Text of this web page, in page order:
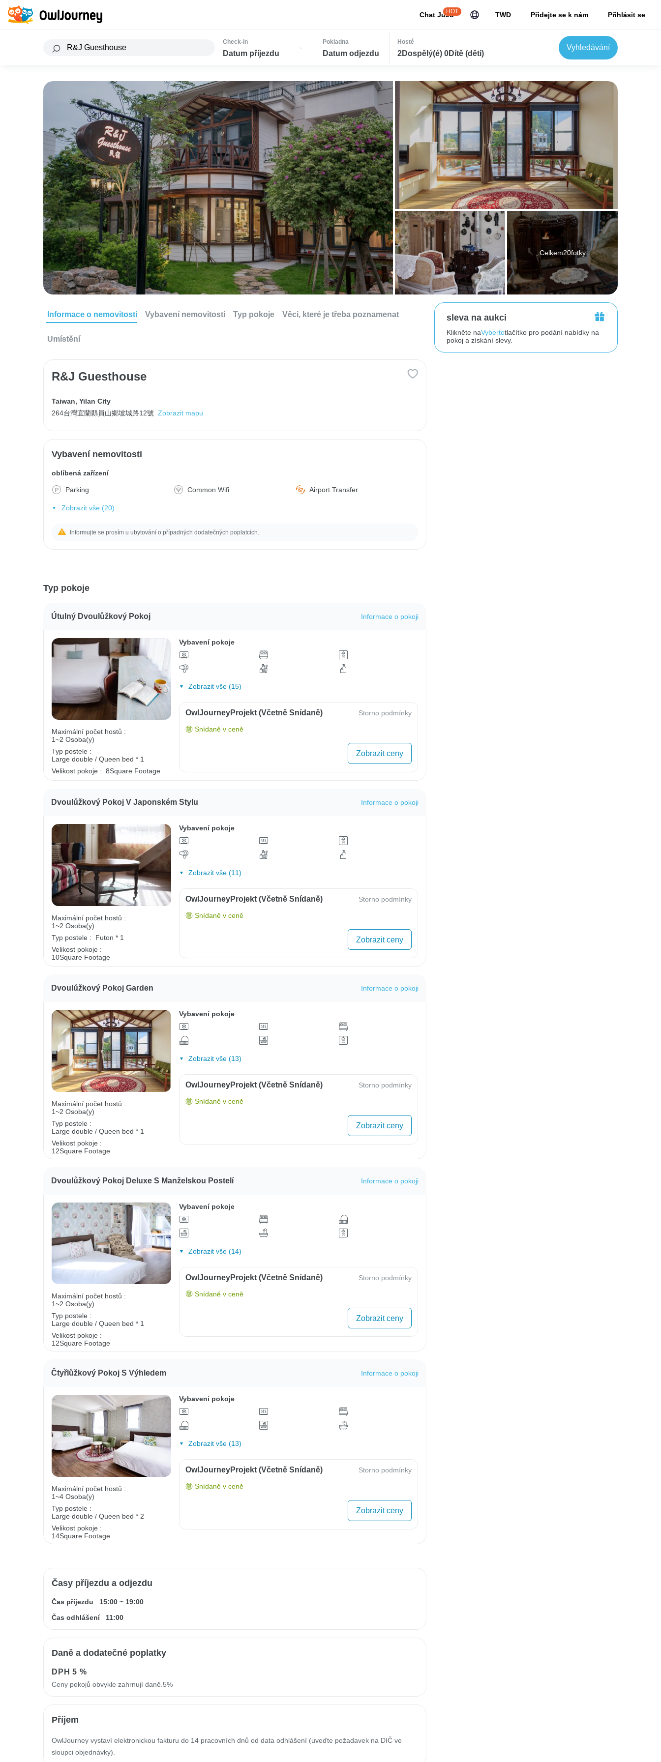
Chat JuJu
HOT TWD Přidejte se k nám Přihlásit se
Check-in
Datum příjezdu
-
Pokladna
Datum odjezdu
Hosté
2Dospělý(é) 0Dítě (děti)
Vyhledávání
Celkem20fotky
Informace o nemovitosti Vybavení nemovitosti Typ pokoje Věci, které je třeba poznamenat
Umístění
R&J Guesthouse
Taiwan, Yilan City
264台灣宜蘭縣員山鄉坡城路12號 Zobrazit mapu
Vybavení nemovitosti
oblíbená zařízení
Parking Common Wifi Airport Transfer
Zobrazit vše (20)
Informujte se prosím u ubytování o případných dodatečných poplatcích.
Typ pokoje
Útulný Dvoulůžkový Pokoj Informace o pokoji
Maximální počet hostů :
1~2 Osoba(y)
Typ postele :
Large double / Queen bed * 1
Velikost pokoje : 8Square Footage
Vybavení pokoje
Zobrazit vše (15)
OwlJourneyProjekt (včetně Snídaně) Storno podmínky
Snídaně v ceně
Zobrazit ceny
Dvoulůžkový Pokoj V Japonském Stylu Informace o pokoji
Maximální počet hostů :
1~2 Osoba(y)
Typ postele :
Futon * 1
Velikost pokoje :
10Square Footage
Vybavení pokoje
Zobrazit vše (11)
OwlJourneyProjekt (včetně Snídaně) Storno podmínky
Snídaně v ceně
Zobrazit ceny
Dvoulůžkový Pokoj Garden Informace o pokoji
Maximální počet hostů :
1~2 Osoba(y)
Typ postele :
Large double / Queen bed * 1
Velikost pokoje :
12Square Footage
Vybavení pokoje
Zobrazit vše (13)
OwlJourneyProjekt (včetně Snídaně) Storno podmínky
Snídaně v ceně
Zobrazit ceny
Dvoulůžkový Pokoj Deluxe S Manželskou Postelí Informace o pokoji
Maximální počet hostů :
1~2 Osoba(y)
Typ postele :
Large double / Queen bed * 1
Velikost pokoje :
12Square Footage
Vybavení pokoje
Zobrazit vše (14)
OwlJourneyProjekt (včetně Snídaně) Storno podmínky
Snídaně v ceně
Zobrazit ceny
Čtyřlůžkový Pokoj S Výhledem Informace o pokoji
Maximální počet hostů :
1~4 Osoba(y)
Typ postele :
Large double / Queen bed * 2
Velikost pokoje :
14Square Footage
Vybavení pokoje
Zobrazit vše (13)
OwlJourneyProjekt (včetně Snídaně) Storno podmínky
Snídaně v ceně
Zobrazit ceny
Časy příjezdu a odjezdu
Čas příjezdu 15:00 ~ 19:00
Čas odhlášení
11:00
Daně a dodatečné poplatky
DPH5 %
Ceny pokojů obvykle zahrnují daně.5%
Příjem
OwlJourney vystaví elektronickou fakturu do 14 pracovních dnů od data odhlášení (uveďte požadavek na DIČ ve
sloupci objednávky).
sleva na aukci
Klikněte naVybertetlačítko pro podání nabídky na
pokoj a získání slevy.